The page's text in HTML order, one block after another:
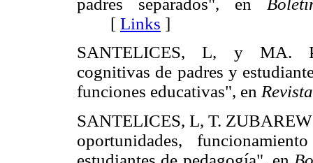
padres separados", en
[ Links ]
SANTELICES, L, y MA.
cognitivas de padres y
funciones educativas", en
SANTELICES, L, T.
oportunidades,